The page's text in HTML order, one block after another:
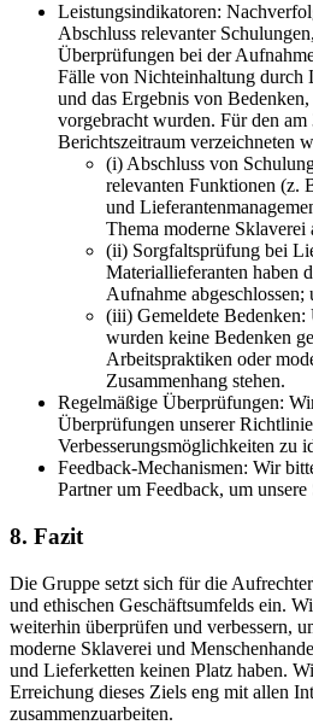
Leistungsindikatoren:
Abschluss relevanter
Überprüfungen bei der
Fälle von Nichteinhaltung durch
und das Ergebnis von
vorgebracht wurden. Für den
Berichtszeitraum verzeichneten
(i) Abschluss von
relevanten Funktionen (z.
und
Thema moderne Sklaverei
(ii) Sorgfaltsprüfung bei
Materiallieferanten haben
Aufnahme abgeschlossen;
(iii) Gemeldete Bedenken:
wurden keine Bedenken
Arbeitspraktiken oder
Zusammenhang stehen.
Regelmäßige Überprüfungen:
Überprüfungen unserer
Verbesserungsmöglichkeiten zu
Feedback-Mechanismen: Wir
Partner um Feedback, um
8. Fazit
Die Gruppe setzt sich für die
und ethischen Geschäftsumfelds ein.
weiterhin überprüfen und verbessern,
moderne Sklaverei und
und Lieferketten keinen Platz haben.
Erreichung dieses Ziels eng mit allen
zusammenzuarbeiten.